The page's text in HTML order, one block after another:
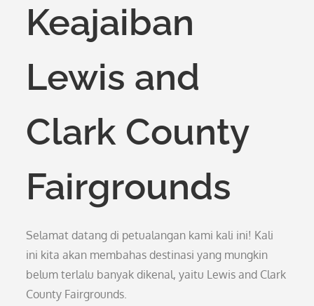
Keajaiban
Lewis and
Clark County
Fairgrounds
Selamat datang di petualangan kami kali ini! Kali
ini kita akan membahas destinasi yang mungkin
belum terlalu banyak dikenal, yaitu Lewis and Clark
County Fairgrounds.